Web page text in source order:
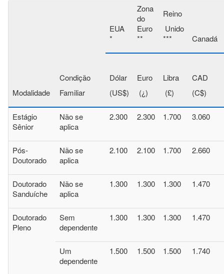
Modalidade
Condição
Familiar
EUA
*
Zona
do
Euro
**
Reino
Unido
***
Canadá
Dólar
(US$)
Euro
(¿)
Libra
(£)
CAD
(C$)
Estágio
Sênior
Não se
aplica
2.300 2.300 1.700 3.060
Pós-
Doutorado
Não se
aplica
2.100 2.100 1.700 2.660
Doutorado
Sanduíche
Não se
aplica
1.300 1.300 1.300 1.470
Doutorado
Pleno
Sem
dependente
1.300 1.300 1.300 1.470
Um
dependente
1.500 1.500 1.500 1.740